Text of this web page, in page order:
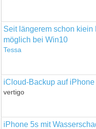
Seit längerem schon
möglich bei Win10
Tessa
iCloud-Backup auf
vertigo
iPhone 5s mit